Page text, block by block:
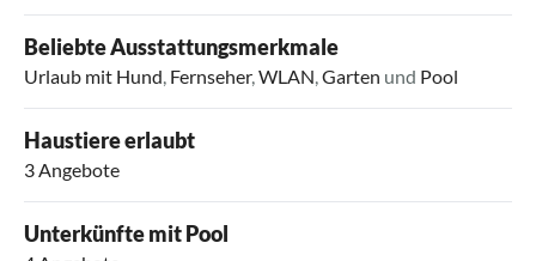
Beliebte Ausstattungsmerkmale
Urlaub mit Hund Fernseher, WLAN Garten und Pool
Haustiere erlaubt
3 Angebote
Unterkünfte mit Pool